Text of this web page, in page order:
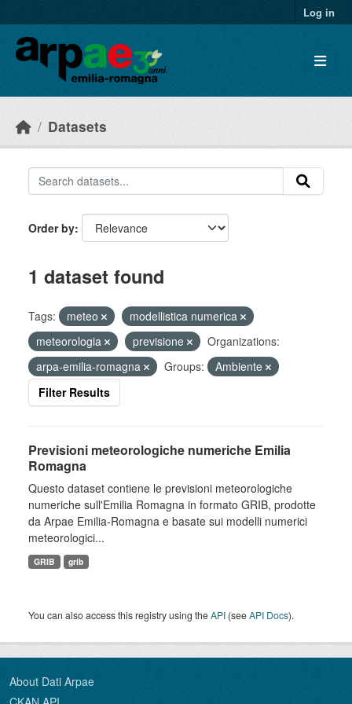
Log in
Datasets
Order by
1 dataset found
Tags: meteo
modellistica numerica
meteorologia
previsione
Organizations:
arpa-emilia-romagna
Groups:
Ambiente
Filter Results
Previsioni meteorologiche numeriche Emilia
Romagna
Questo dataset contiene le previsioni meteorologiche
numeriche sull'Emilia Romagna in formato GRIB, prodotte
da Arpae Emilia-Romagna e basate sui modelli numerici
meteorologici...
GRIB grib
You can also access this registry using theAPI (seeAPI Docs).
About Dati Arpae